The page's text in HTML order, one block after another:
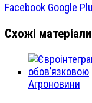
Facebook Google
Схожі
Агроновини